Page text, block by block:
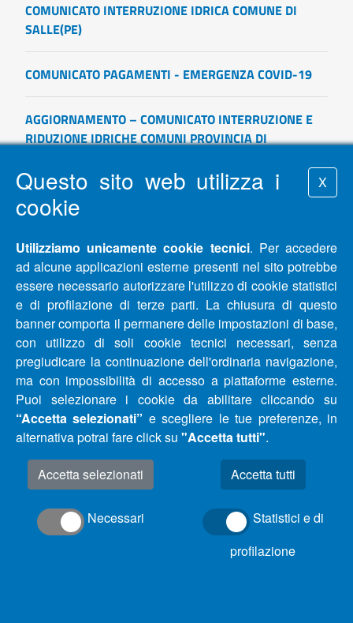
COMUNICATO INTERRUZIONE IDRICA COMUNE DI
SALLE(PE)
COMUNICATO PAGAMENTI - EMERGENZA COVID-19
AGGIORNAMENTO – COMUNICATO INTERRUZIONE E
RIDUZIONE IDRICHE COMUNI PROVINCIA DI
AGGIORNAMENTO – COMUNICATO INTERRUZIONE E
RIDUZIONE IDRICHE COMUNI PROVINCIA DI
PESCARA E CHIETI- COMUNI DI FRANCAVILLA AL
MARE(CH) E MIGLIANICO (CH)
AGGIORNAMENTO – COMUNICATO INTERRUZIONE E
RIDUZIONE IDRICHE COMUNI PROVINCIA DI
PESCARA E CHIETI DAL 25/09/2020 AL 29/09/2020
AGGIORNAMENTO – COMUNICATO INTERRUZIONE E
RIDUZIONE IDRICHE COMUNI PROVINCIA DI
PESCARA, CHIETI E TERAMO DAL 22/09/2020 AL
25/09/2020
AGGIORNAMENTO APERTURA UFFICIO CLIENTI E
SPORTELLI DI ACA SPA DI SILVI (TE)
COMUNICATO INTERRUZIONE IDRICA COMUNE DI
Questo sito web utilizza i
cookie
X
Utilizziamo unicamente cookie tecnici. Per accedere
ad alcune applicazioni esterne presenti nel sito potrebbe
essere necessario autorizzare l'utilizzo di cookie statistici
e di profilazione di terze parti. La chiusura di questo
banner comporta il permanere delle impostazioni di base,
con utilizzo di soli cookie tecnici necessari, senza
pregiudicare la continuazione dell'ordinaria navigazione,
ma con impossibilità di accesso a piattaforme esterne.
Puoi selezionare i cookie da abilitare cliccando su
“Accetta selezionati” e scegliere le tue preferenze, in
alternativa potrai fare click su "Accetta tutti".
Accetta selezionati
Necessari
Statistici e di
profilazione